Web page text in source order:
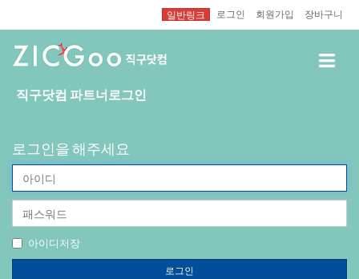
일반링크 로그인 회원가입 장바구니
직구닷컴파트너로그인
로그인을해주세요
디
(ID)
비
번
호
(PW)
아이디저장
로그인